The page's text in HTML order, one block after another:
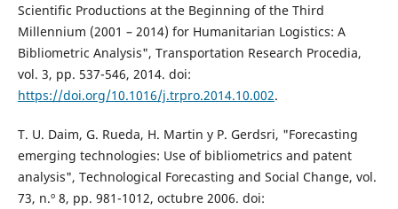
Scientific Productions at the Beginning of the Third
Millennium (2001 – 2014) for Humanitarian Logistics: A
Bibliometric Analysis", Transportation Research Procedia,
vol. 3, pp. 537-546, 2014. doi:
https://doi.org/10.1016/j.trpro.2014.10.002.
T. U. Daim, G. Rueda, H. Martin y P. Gerdsri, "Forecasting
emerging technologies: Use of bibliometrics and patent
analysis", Technological Forecasting and Social Change, vol.
73, n.º 8, pp. 981-1012, octubre 2006. doi: